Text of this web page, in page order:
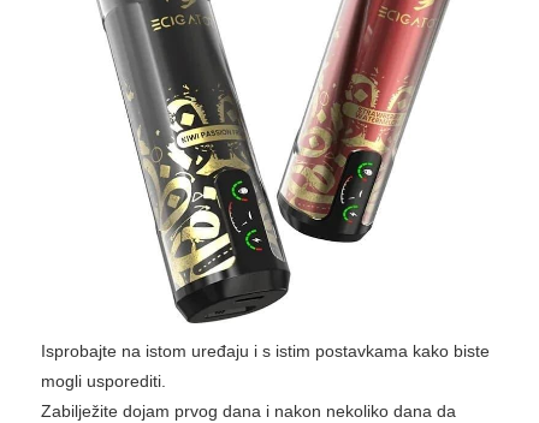
Isprobajte na istom uređaju i s istim postavkama kako biste
mogli usporediti.
Zabilježite dojam prvog dana i nakon nekoliko dana da